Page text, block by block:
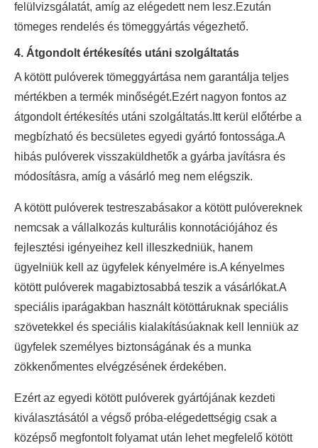
felülvizsgálatát, amíg az elégedett nem lesz.Ezután
tömeges rendelés és tömeggyártás végezhető.
4. Átgondolt értékesítés utáni szolgáltatás
A kötött pulóverek tömeggyártása nem garantálja teljes
mértékben a termék minőségét.Ezért nagyon fontos az
átgondolt értékesítés utáni szolgáltatás.Itt kerül előtérbe a
megbízható és becsületes egyedi gyártó fontossága.A
hibás pulóverek visszaküldhetők a gyárba javításra és
módosításra, amíg a vásárló meg nem elégszik.
A kötött pulóverek testreszabásakor a kötött pulóvereknek
nemcsak a vállalkozás kulturális konnotációjához és
fejlesztési igényeihez kell illeszkedniük, hanem
ügyelniük kell az ügyfelek kényelmére is.A kényelmes
kötött pulóverek magabiztosabbá teszik a vásárlókat.A
speciális iparágakban használt kötöttáruknak speciális
szövetekkel és speciális kialakításúaknak kell lenniük az
ügyfelek személyes biztonságának és a munka
zökkenőmentes elvégzésének érdekében.
Ezért az egyedi kötött pulóverek gyártójának kezdeti
kiválasztásától a végső próba-elégedettségig csak a
középső megfontolt folyamat után lehet megfelelő kötött